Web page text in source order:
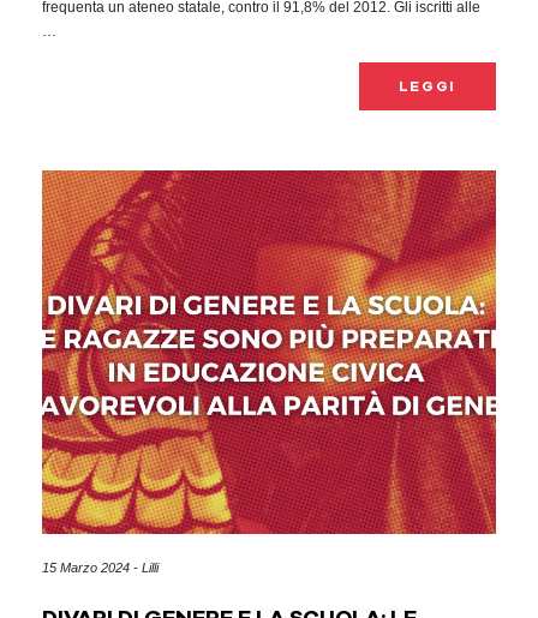
frequenta un ateneo statale, contro il 91,8% del 2012. Gli iscritti alle
…
LEGGI
15 Marzo 2024 - Lilli